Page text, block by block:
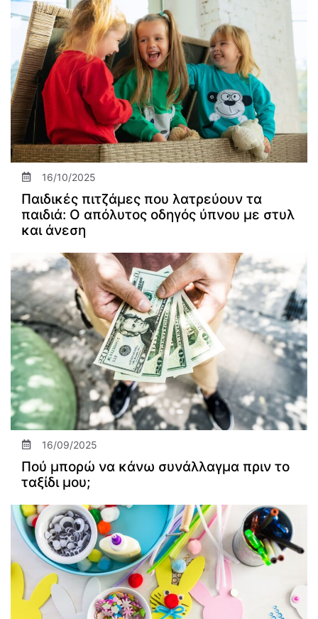
16/10/2025
Παιδικές πιτζάμες που λατρεύουν τα
παιδιά: Ο απόλυτος οδηγός ύπνου με στυλ
και άνεση
16/09/2025
Πού μπορώ να κάνω συνάλλαγμα πριν το
ταξίδι μου;